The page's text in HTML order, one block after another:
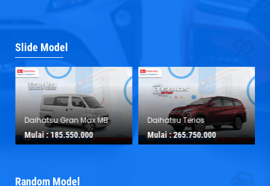
Slide Model
Daihatsu Gran Max MB
Mulai :185.550.000
Daihatsu Terios
Mulai :265.750.000
Random Model